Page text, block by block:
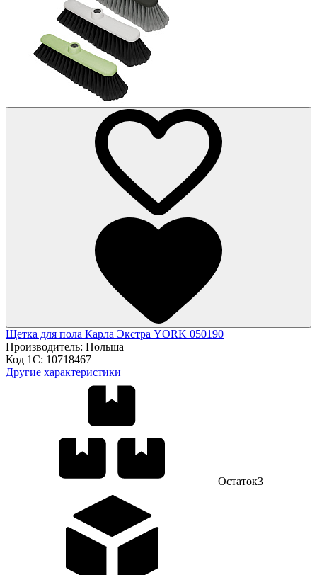
Щетка для пола Карла Экстра YORK 050190
Производитель: Польша
Код 1С: 10718467
Другие характеристики
Остаток3